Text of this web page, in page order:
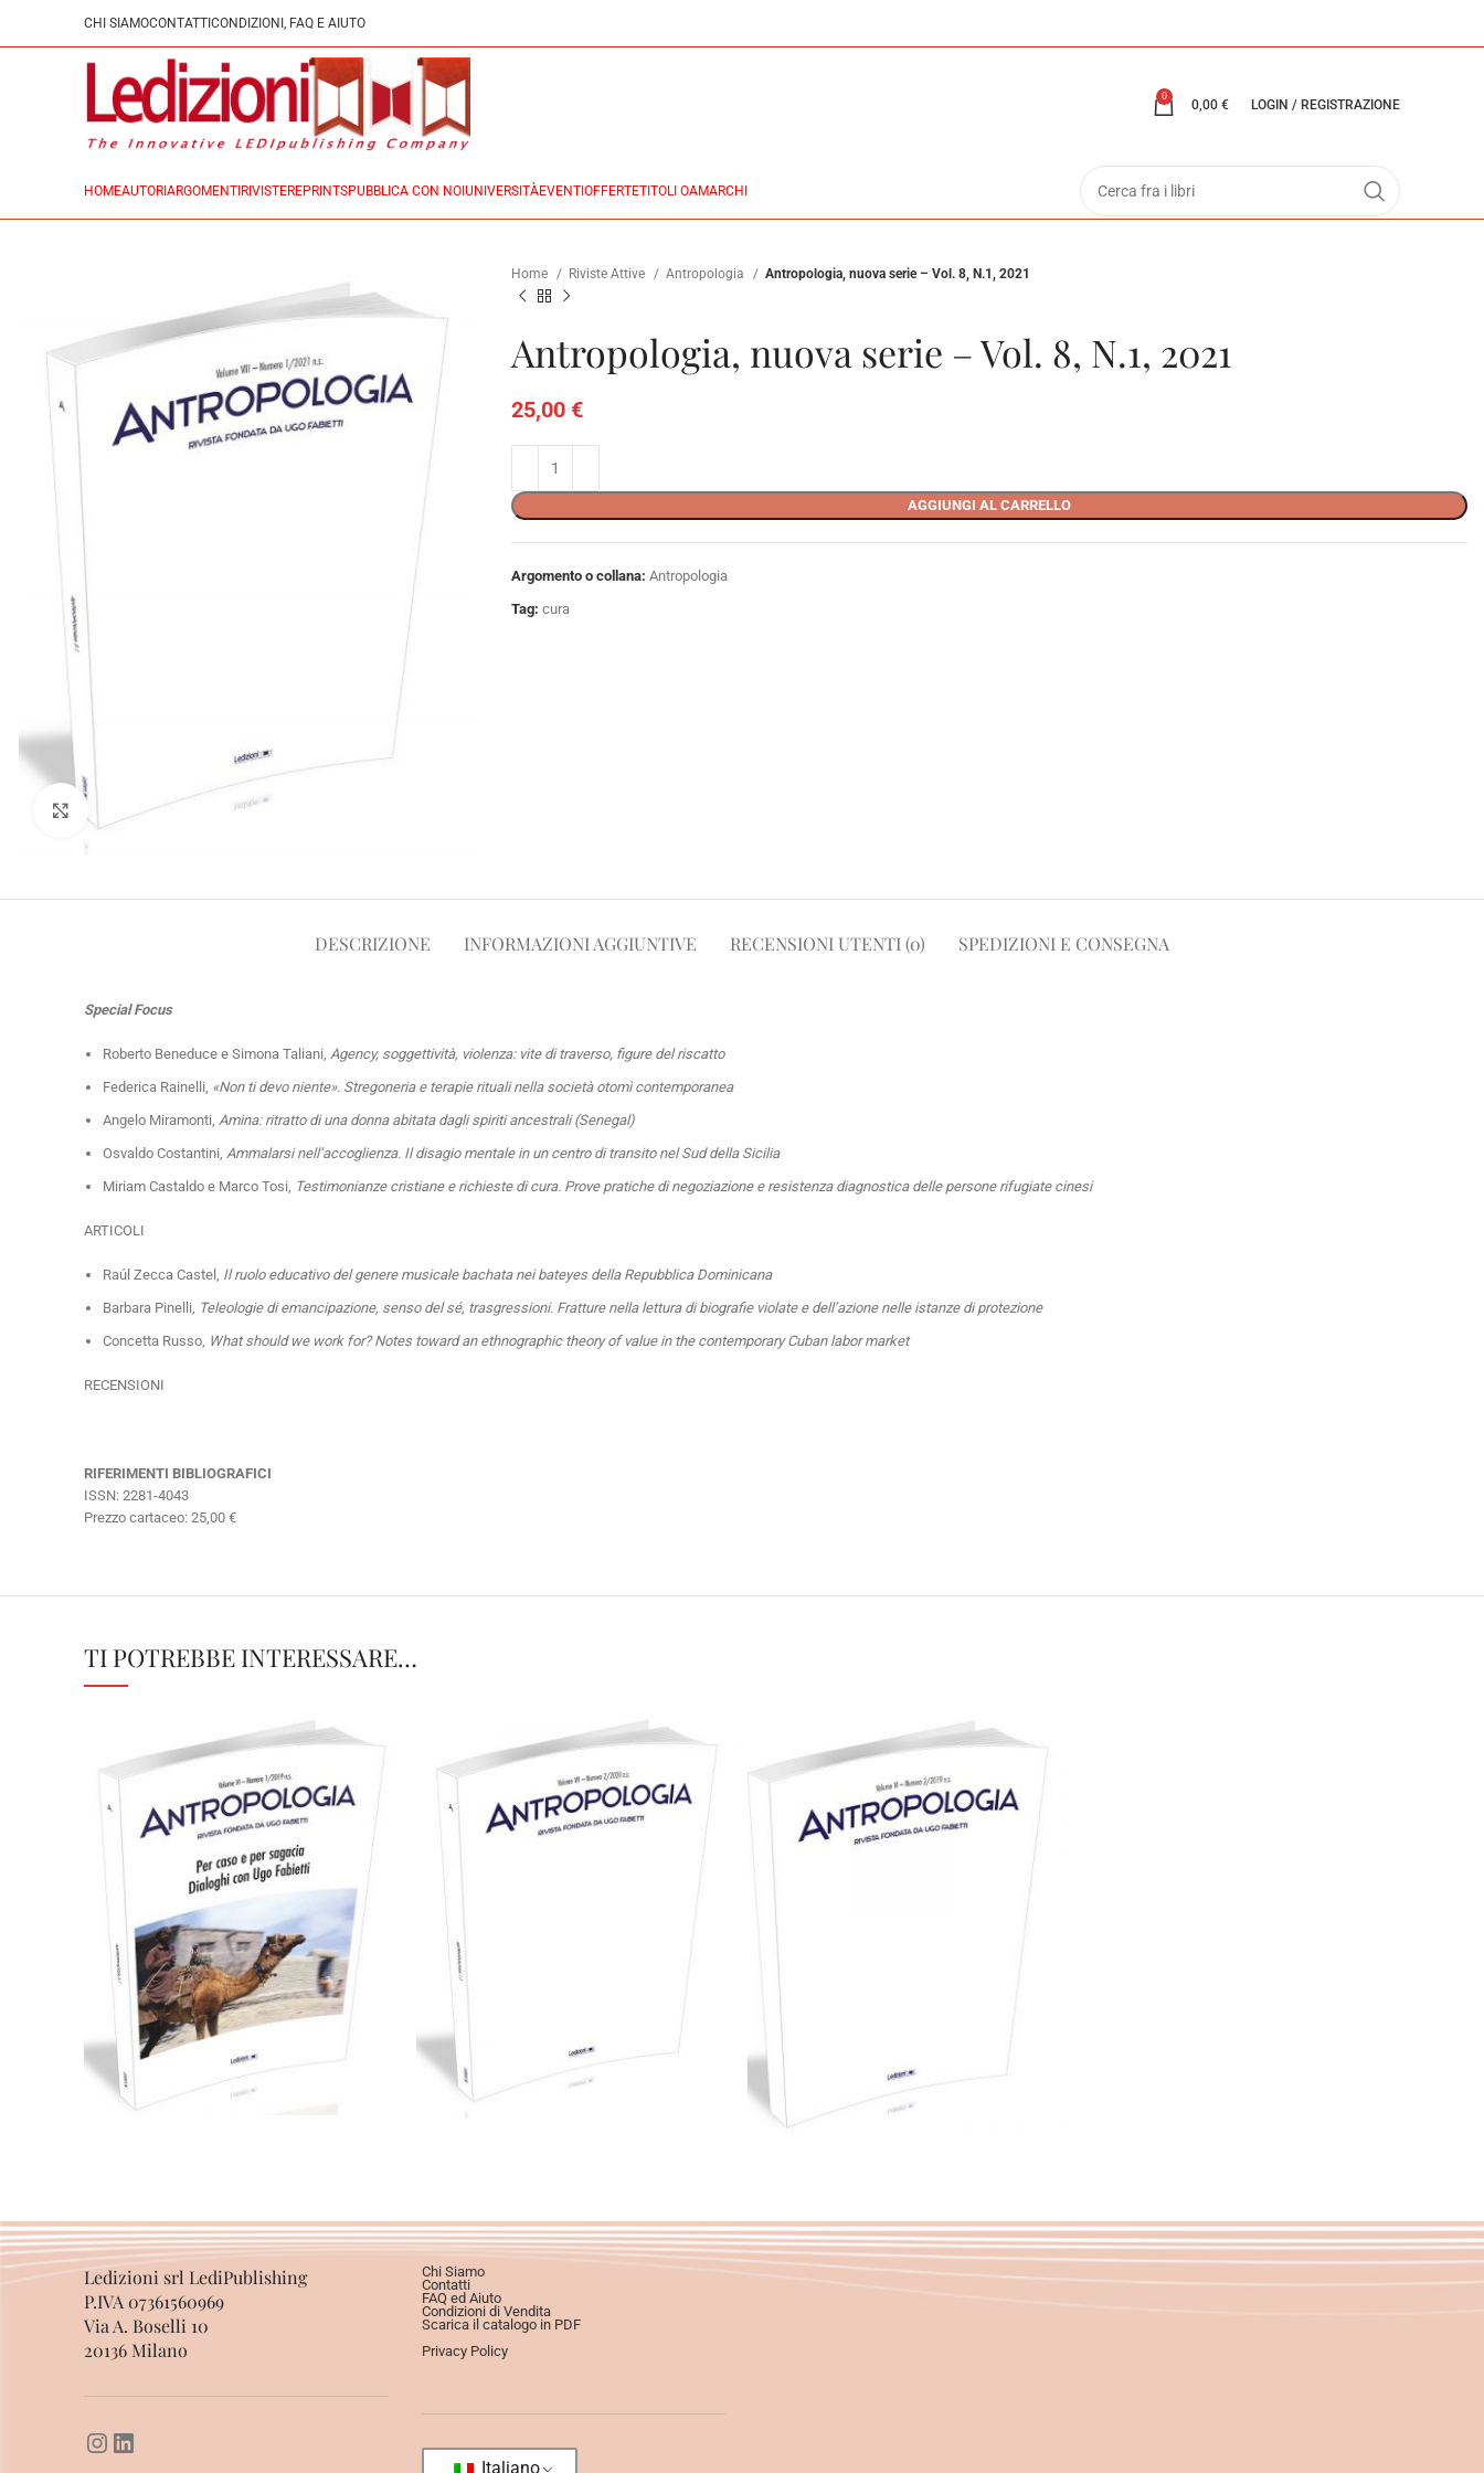
CHI SIAMOCONTATTI CONDIZIONI, FAQ E AIUTO
0
0,00 € LOGIN / REGISTRAZIONE
HOMEAUTORI ARGOMENTI RIVISTEREPRINTSPUBBLICA CON NOI UNIVERSITÀEVENTI OFFERTETITOLI OAMARCHI
Clicca per ampliare
Home Riviste Attive Antropologia Antropologia, nuova serie – Vol. 8, N.1, 2021
Antropologia, nuova serie – Vol. 8, N.1, 2021
25,00 €
AGGIUNGI AL CARRELLO
Argomento o collana: Antropologia
Tag: cura
DESCRIZIONE INFORMAZIONI AGGIUNTIVE RECENSIONI UTENTI (0) SPEDIZIONI E CONSEGNA
Special Focus
Roberto Beneduce e Simona Taliani, Agency, soggettività, violenza: vite di traverso, figure del riscatto
Federica Rainelli, «Non ti devo niente». Stregoneria e terapie rituali nella società otomì contemporanea
Angelo Miramonti, Amina: ritratto di una donna abitata dagli spiriti ancestrali (Senegal)
Osvaldo Costantini, Ammalarsi nell’accoglienza. Il disagio mentale in un centro di transito nel Sud della Sicilia
Miriam Castaldo e Marco Tosi, Testimonianze cristiane e richieste di cura. Prove pratiche di negoziazione e resistenza diagnostica delle persone rifugiate cinesi
ARTICOLI
Raúl Zecca Castel, Il ruolo educativo del genere musicale bachata nei bateyes della Repubblica Dominicana
Barbara Pinelli, Teleologie di emancipazione, senso del sé, trasgressioni. Fratture nella lettura di biografie violate e dell’azione nelle istanze di protezione
Concetta Russo, What should we work for? Notes toward an ethnographic theory of value in the contemporary Cuban labor market
RECENSIONI
RIFERIMENTI BIBLIOGRAFICI
ISSN: 2281-4043
Prezzo cartaceo: 25,00 €
TI POTREBBE INTERESSARE…
25,00 €
Aggiungi al carrello
Ledizioni srl LediPublishing
P.IVA 07361560969
Via A. Boselli 10
20136 Milano
Chi Siamo
Contatti
FAQ ed Aiuto
Condizioni di Vendita
Scarica il catalogo in PDF
Privacy Policy
Italiano